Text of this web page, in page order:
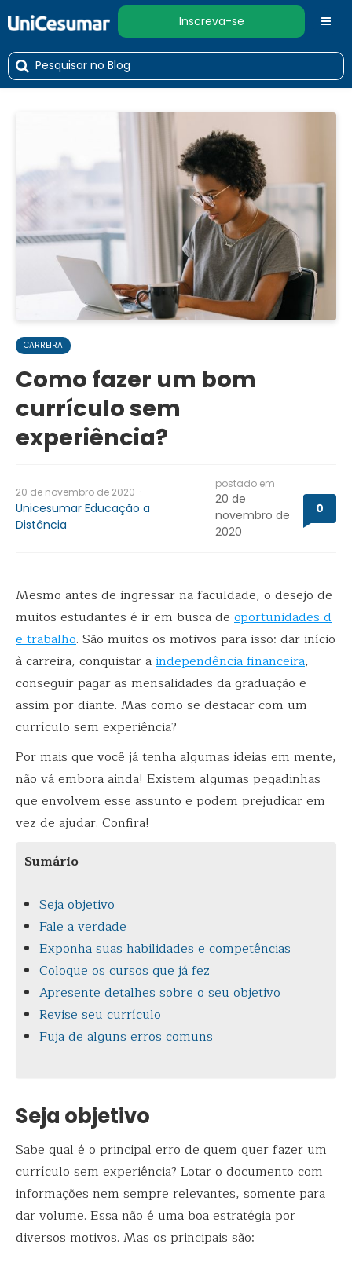
Inscreva-se
CARREIRA
Como fazer um bom
currículo sem
experiência?
20 de novembro de 2020 ·
Unicesumar Educação a
Distância
postado em
20 de
novembro de
2020
0
Mesmo antes de ingressar na faculdade, o desejo de
muitos estudantes é ir em busca de oportunidades d
e trabalho. São muitos os motivos para isso: dar início
à carreira, conquistar aindependência financeira,
conseguir pagar as mensalidades da graduação e
assim por diante. Mas como se destacar com um
currículo sem experiência?
Por mais que você já tenha algumas ideias em mente,
não vá embora ainda! Existem algumas pegadinhas
que envolvem esse assunto e podem prejudicar em
vez de ajudar. Confira!
Sumário
Seja objetivo
Fale a verdade
Exponha suas habilidades e competências
Coloque os cursos que já fez
Apresente detalhes sobre o seu objetivo
Revise seu currículo
Fuja de alguns erros comuns
Seja objetivo
Sabe qual é o principal erro de quem quer fazer um
currículo sem experiência? Lotar o documento com
informações nem sempre relevantes, somente para
dar volume. Essa não é uma boa estratégia por
diversos motivos. Mas os principais são: